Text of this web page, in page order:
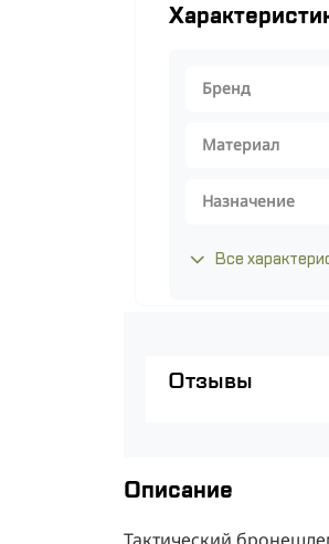
Бренд
Материал
Назначение
Все
Отзывы
Описание